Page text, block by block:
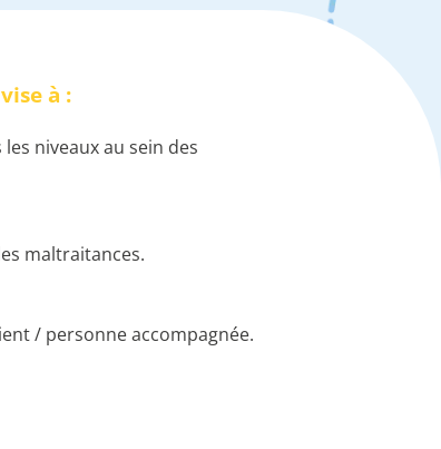
à :
niveaux au sein des
maltraitances.
/ personne accompagnée.